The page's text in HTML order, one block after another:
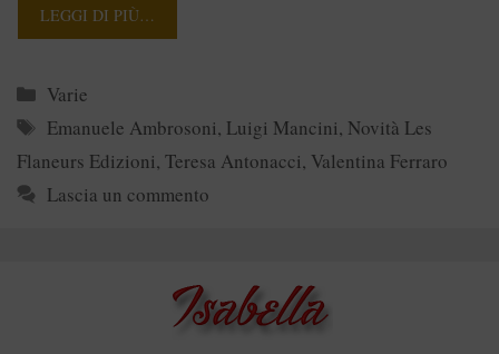
LEGGI DI PIÙ…
Categorie
Varie
Tag
Emanuele Ambrosoni, Luigi Mancini, Novità Les
Flaneurs Edizioni, Teresa Antonacci, Valentina Ferraro
Lascia un commento